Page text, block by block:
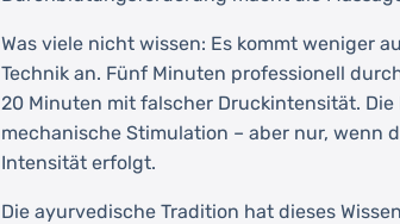
Was viele nicht wissen: Es kommt weniger
Technik an. Fünf Minuten professionell
20 Minuten mit falscher Druckintensität.
mechanische Stimulation – aber nur, wenn
Intensität erfolgt.
Die ayurvedische Tradition hat dieses